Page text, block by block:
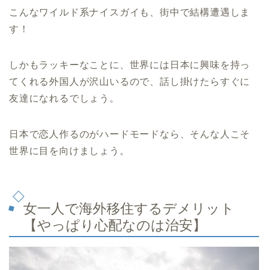
こんなワイルド系ナイスガイも、街中で結構遭遇しま
す！
しかもラッキーなことに、世界には日本に興味を持っ
てくれる外国人が沢山いるので、話し掛けたらすぐに
友達になれるでしょう。
日本で恋人作るのがハードモードなら、そんな人こそ
世界に目を向けましょう。
女一人で海外移住するデメリット
【やっぱり心配なのは治安】